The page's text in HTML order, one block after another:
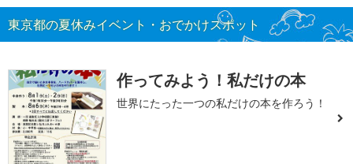
東京都の夏休みイベント・おでかけスポット
作ってみよう！私だけの本
世界にたった一つの私だけの本を作ろう！